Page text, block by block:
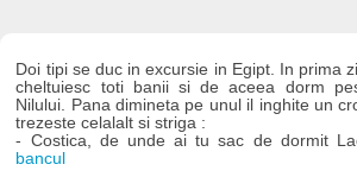
Doi tipi se duc in excursie in Egipt. In prima
cheltuiesc toti banii si de aceea dorm
Nilului. Pana dimineta pe unul il inghite un
trezeste celalalt si striga :
- Costica, de unde ai tu sac de dormit
bancul